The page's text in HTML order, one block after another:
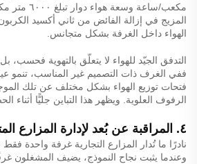
مكعب/ساعة
المزيج في إزالة الفائض من ثاني أكسيد
الهواء داخل الغرفة بشكل متجانس.
التدفق الجيّد للهواء لا يتعلّق بالتهوية فحسب،
ففي الغرف ذات التصميم غير المناسب، تنمو
فتحات توزيع الهواء بشكل مختلف عن تلك
الرفوف العلوية. ويظهر هذا التباين جليًّا أثناء
٤. المراقبة عن بُعد لإدارة المزارع المتعددة المواقع
نادرًا ما تُدار المزارع التجارية غرفة واحدة
وعندما يثبت نجاح النموذج، يضيف المشغلون